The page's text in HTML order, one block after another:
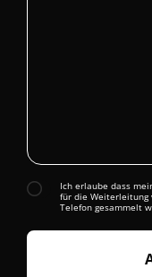
Ich erlaube dass
für die Weiterleitung
Telefon gesammelt